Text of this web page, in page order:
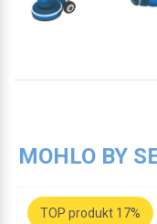
MOHLO BY
TOP produkt 17%